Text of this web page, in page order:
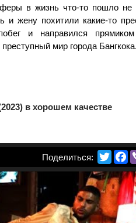
в жизнь что-то пошло не
и жену похитили какие-то
и направился
мир города Бангкока.
в хорошем качестве
Twitter